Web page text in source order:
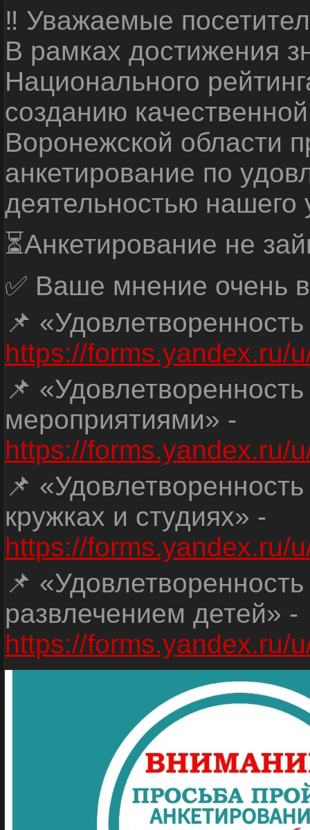
‼ Уважаемые
В рамках достижения
Национального
созданию
Воронежской области
анкетирование по
деятельностью нашего
⏳Анкетирование не
✅ Ваше мнение очень
📌
https://forms.yandex.ru/
📌
мероприятиями» -
https://forms.yandex.ru/
📌
кружках и студиях» -
https://forms.yandex.ru/
📌
развлечением детей» -
https://forms.yandex.ru/